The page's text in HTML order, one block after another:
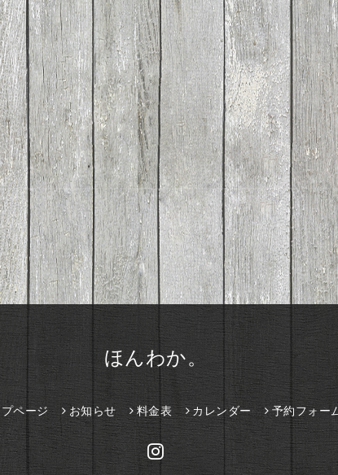
ほんわか。
プページ お知らせ 料金表 カレンダー 予約フォー